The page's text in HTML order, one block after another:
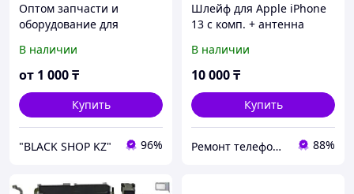
Оптом запчасти и
оборудование для
В наличии
от 1 000₸
Купить
"BLACK SHOP KZ" 96%
Шлейф для Apple iPhone
13 с комп. + антенна
микрофон
В наличии
10 000₸
Купить
Ремонт телефонов, ноутбуков, в Алматы Запчасти - TelePORT 88%